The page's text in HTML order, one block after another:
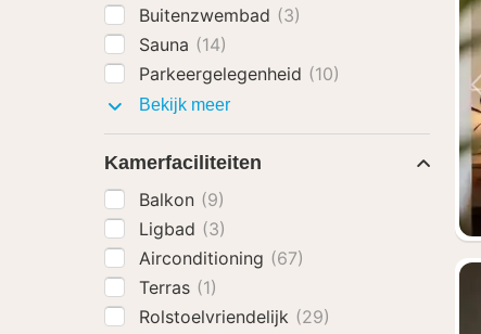
Buitenzwembad (3)
Sauna (14)
Parkeergelegenheid (10)
Bekijk meerFaciliteiten
Kamerfaciliteiten
Balkon (9)
Ligbad (3)
Airconditioning (67)
Terras (1)
Rolstoelvriendelijk (29)